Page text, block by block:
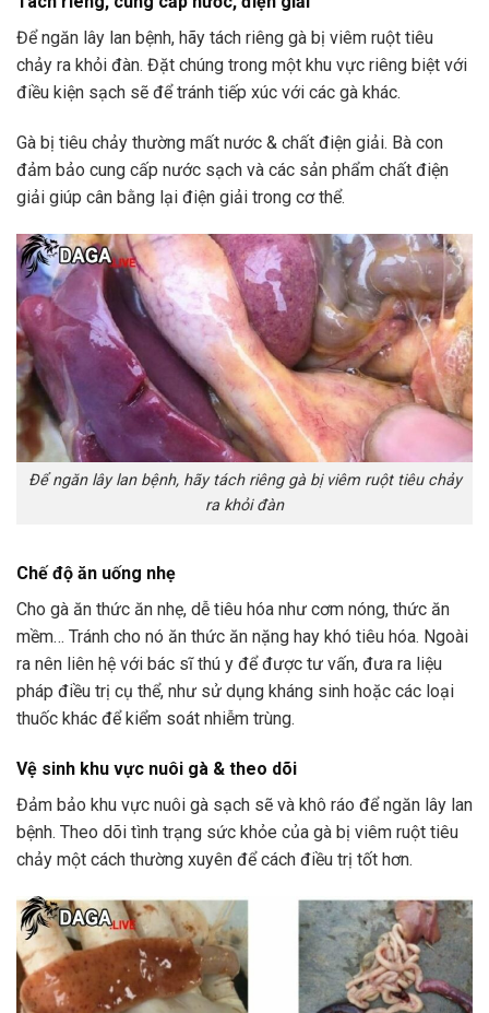
Để ngăn lây lan bệnh, hãy tách riêng gà bị viêm ruột tiêu
chảy ra khỏi đàn. Đặt chúng trong một khu vực riêng biệt với
điều kiện sạch sẽ để tránh tiếp xúc với các gà khác.
Gà bị tiêu chảy thường mất nước & chất điện giải. Bà con
đảm bảo cung cấp nước sạch và các sản phẩm chất điện
giải giúp cân bằng lại điện giải trong cơ thể.
Để ngăn lây lan bệnh, hãy tách riêng gà bị viêm ruột tiêu chảy
ra khỏi đàn
Chế độ ăn uống nhẹ
Cho gà ăn thức ăn nhẹ, dễ tiêu hóa như cơm nóng, thức ăn
mềm… Tránh cho nó ăn thức ăn nặng hay khó tiêu hóa. Ngoài
ra nên liên hệ với bác sĩ thú y để được tư vấn, đưa ra liệu
pháp điều trị cụ thể, như sử dụng kháng sinh hoặc các loại
thuốc khác để kiểm soát nhiễm trùng.
Vệ sinh khu vực nuôi gà & theo dõi
Đảm bảo khu vực nuôi gà sạch sẽ và khô ráo để ngăn lây lan
bệnh. Theo dõi tình trạng sức khỏe của gà bị viêm ruột tiêu
chảy một cách thường xuyên để cách điều trị tốt hơn.